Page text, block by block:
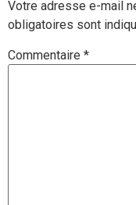
Votre adresse e-mail
obligatoires sont
Commentaire *